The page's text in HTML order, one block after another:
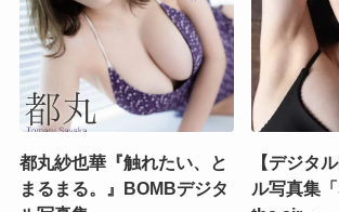
都丸紗也華『触れたい、と
まるまる。』BOMBデジタ
【デジタ
ル写真集